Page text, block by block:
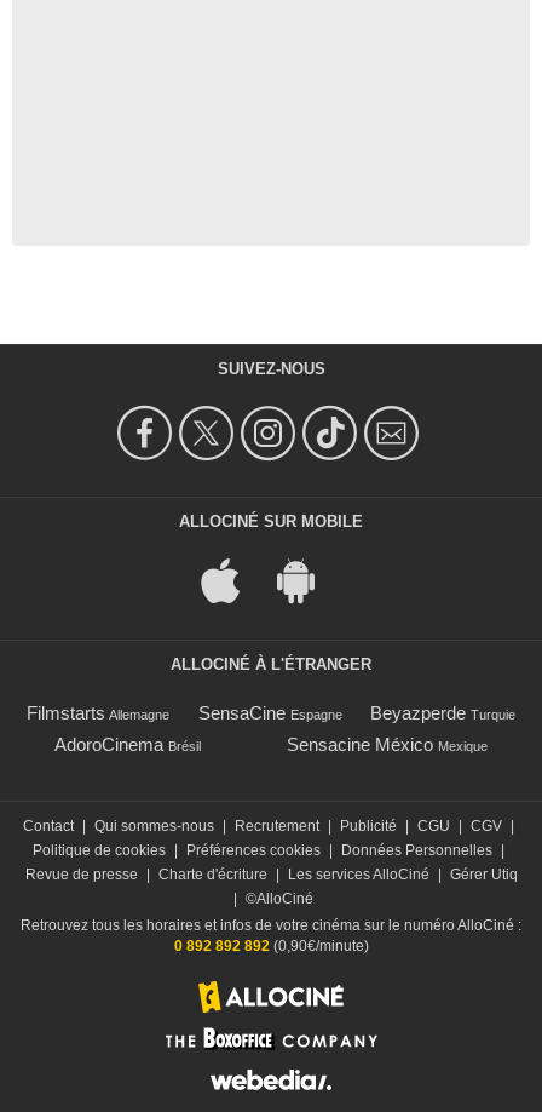
SUIVEZ-NOUS
ALLOCINÉ SUR MOBILE
ALLOCINÉ À L'ÉTRANGER
Filmstarts Allemagne SensaCine Espagne Beyazperde Turquie
AdoroCinema Brésil Sensacine México Mexique
Contact Qui sommes-nous Recrutement Publicité CGU CGV
Politique de cookies
Préférences cookies Données Personnelles
Revue de presse
Charte d'écriture Les services AlloCiné
Gérer Utiq
©AlloCiné
Retrouvez tous les horaires et infos de votre cinéma sur le numéro AlloCiné :
0 892 892 892(0,90€/minute)